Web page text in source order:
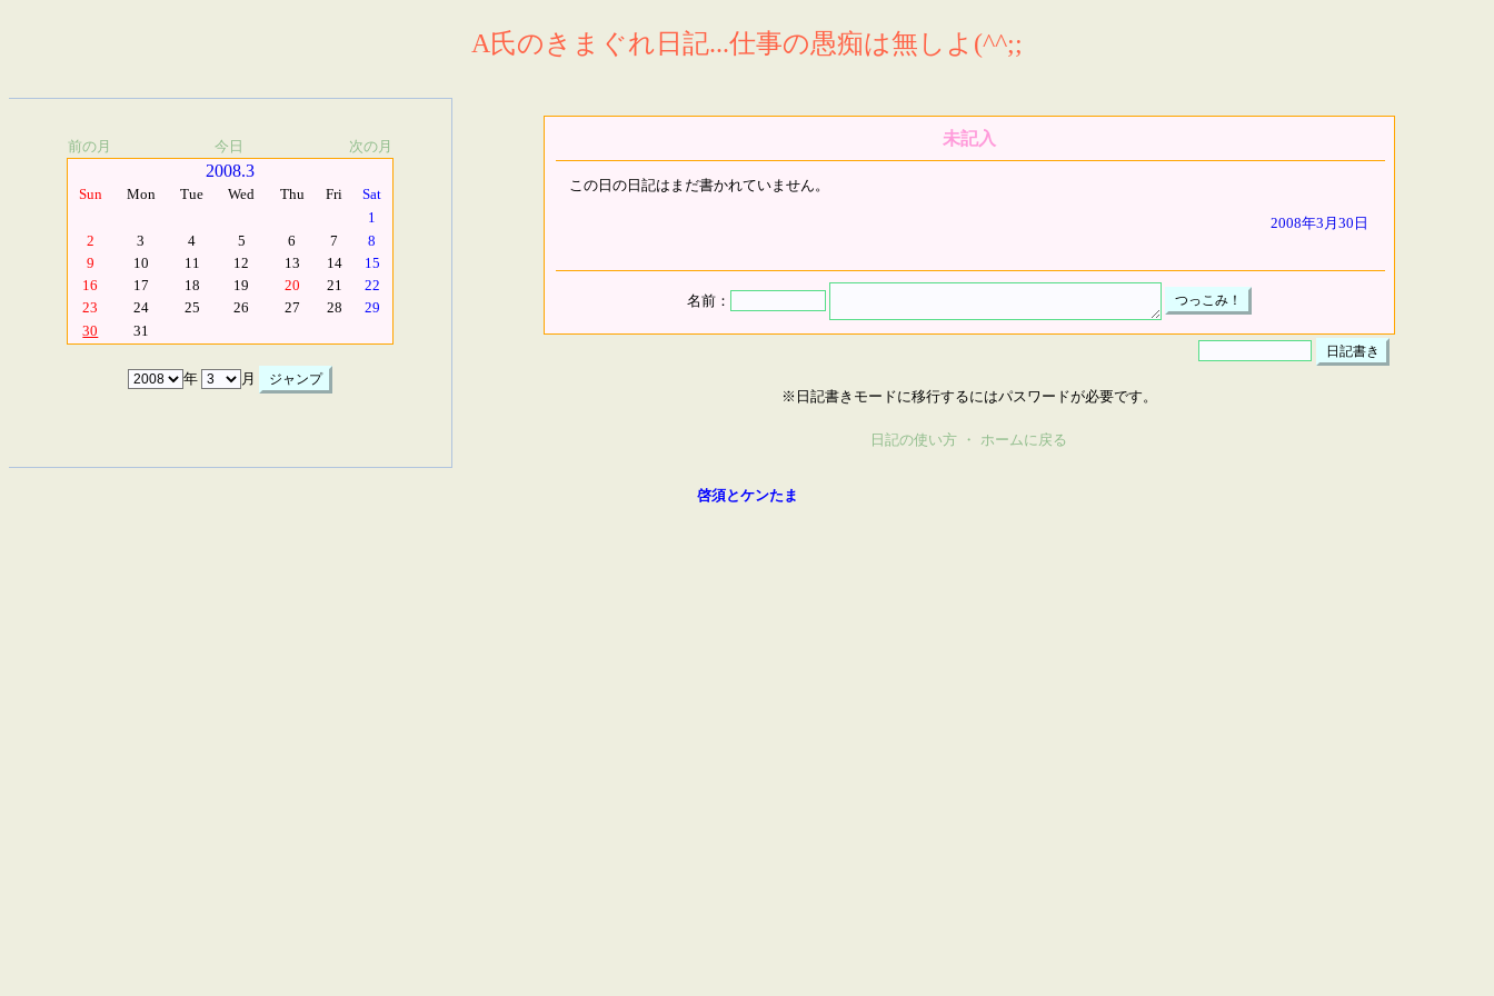
A氏のきまぐれ日記...仕事の愚痴は無しよ(^^;;
前の月 今日 次の月
2008.3
Sun Mon Tue Wed Thu Fri
Sat
1
2
3 4 5 6 7
8
9
10 11 12 13 14
15
16
17 18 19 20 21
22
23
24 25 26 27 28
29
30
31
年 月
未記入
この日の日記はまだ書かれていません。
2008年3月30日
名前：
※日記書きモードに移行するにはパスワードが必要です。
日記の使い方 ・ ホームに戻る
啓須とケンたま